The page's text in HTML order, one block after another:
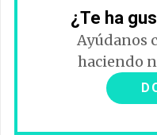
¿Te ha
Ayúdanos
haciendo